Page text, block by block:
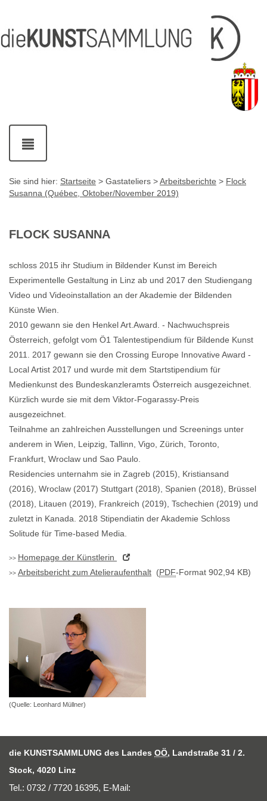
[1]
[2]
Links
[3]
mit
Kontaktdaten
Navigation
ein-
und
Sie sind hier: Startseite > Gastateliers >Arbeitsberichte > Flock
Susanna (Québec, Oktober/November 2019)
FLOCK SUSANNA
schloss 2015 ihr Studium in Bildender Kunst im Bereich
Experimentelle Gestaltung in Linz ab und 2017 den Studiengang
Video und Videoinstallation an der Akademie der Bildenden
Künste Wien.
2010 gewann sie den Henkel Art.Award. - Nachwuchspreis
Österreich, gefolgt vom Ö1 Talentestipendium für Bildende Kunst
2011. 2017 gewann sie den Crossing Europe Innovative Award -
Local Artist 2017 und wurde mit dem Startstipendium für
Medienkunst des Bundeskanzleramts Österreich ausgezeichnet.
Kürzlich wurde sie mit dem Viktor-Fogarassy-Preis
ausgezeichnet.
Teilnahme an zahlreichen Ausstellungen und Screenings unter
anderem in Wien, Leipzig, Tallinn, Vigo, Zürich, Toronto,
Frankfurt, Wroclaw und Sao Paulo.
Residencies unternahm sie in Zagreb (2015), Kristiansand
(2016), Wroclaw (2017) Stuttgart (2018), Spanien (2018), Brüssel
(2018), Litauen (2019), Frankreich (2019), Tschechien (2019) und
zuletzt in Kanada. 2018 Stipendiatin der Akademie Schloss
Solitude für Time-based Media.
Homepage der Künstlerin
Arbeitsbericht zum Atelieraufenthalt (PDF-Format 902,94 KB)
(Quelle: Leonhard Müllner)
die KUNSTSAMMLUNG des Landes OÖ, Landstraße 31 / 2.
Stock, 4020 Linz
Tel.: 0732 / 7720 16395, E-Mail: